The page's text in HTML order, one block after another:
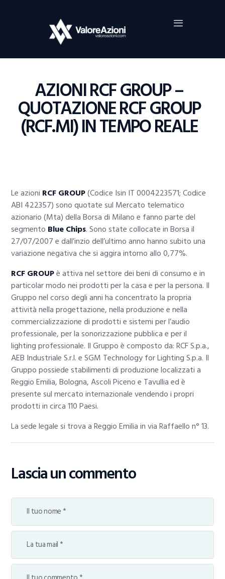
AZIONI RCF GROUP –
QUOTAZIONE RCF GROUP
(RCF.MI) IN TEMPO REALE
Home
Investimenti
Borsa
Guide Al Trading
Criptovalute
Le azioni RCF GROUP(Codice Isin IT 0004223571; Codice
ABI 422357) sono quotate sul Mercato telematico
azionario (Mta) della Borsa di Milano e fanno parte del
segmento Blue Chips. Sono state collocate in Borsa il
27/07/2007 e dall’inzio dell’ultimo anno hanno subito una
variazione negativa che si aggira intorno allo 0,77%.
RCF GROUPè attiva nel settore dei beni di consumo e in
particolar modo nei prodotti per la casa e per la persona. Il
Gruppo nel corso degli anni ha concentrato la propria
attività nella progettazione, nella produzione e nella
commercializzazione di prodotti e sistemi per l’audio
professionale, per la sonorizzazione pubblica e per il
lighting professionale. Il Gruppo è composto da: RCF S.p.a.,
AEB Industriale S.r.l. e SGM Technology for Lighting S.p.a. Il
Gruppo possiede stabilimenti di produzione localizzati a
Reggio Emilia, Bologna, Ascoli Piceno e Tavullia ed è
presente sul mercato internazionale vendendo i propri
prodotti in circa 110 Paesi.
La sede legale si trova a Reggio Emilia in via Raffaello n° 13.
Lascia un commento